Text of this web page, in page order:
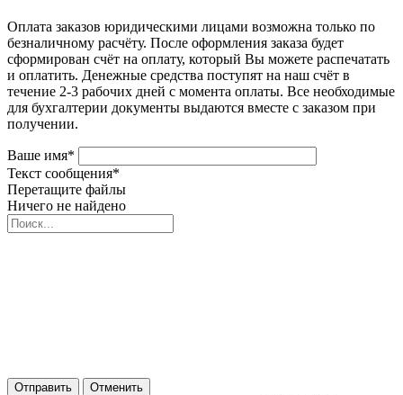
Оплата заказов юридическими лицами возможна только по
безналичному расчёту. После оформления заказа будет
сформирован счёт на оплату, который Вы можете распечатать
и оплатить. Денежные средства поступят на наш счёт в
течение 2-3 рабочих дней с момента оплаты. Все необходимые
для бухгалтерии документы выдаются вместе с заказом при
получении.
Ваше имя*
Текст сообщения*
Перетащите файлы
Ничего не найдено
Отправить Отменить